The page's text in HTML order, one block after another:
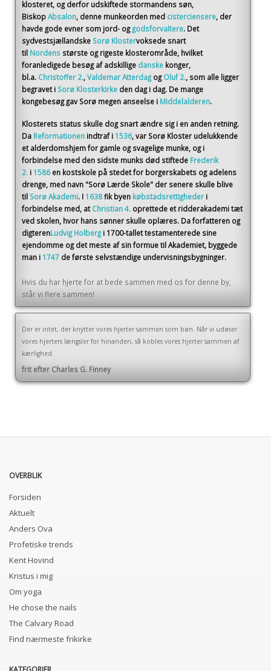
klosteret, og derfor udskiftede stormandens søn,
BiskopAbsalon, denne munkeorden med cisterciensere, der
havde gode evner som jord- og godsforvaltere. Det
sydvestsjællandske Sorø Klostervoksede snart
til Nordens største og rigeste klosterområde, hvilket
foranledigede besøg af adskillige danske konger,
bl.a. Christoffer 2.,Valdemar Atterdag og Oluf 2., som alle ligger
begravet i Sorø Klosterkirke den dag i dag. De mange
kongebesøg gav Sorø megen anseelse i Middelalderen.
Klosterets status skulle dog snart ændre sig i en anden retning.
Da Reformationen indtraf i 1536, var Sorø Kloster udelukkende
et alderdomshjem for gamle og svagelige munke, og i
forbindelse med den sidste munks død stiftede Frederik
2. i 1586 en kostskole på stedet for borgerskabets og adelens
drenge, med navn "Sorø Lærde Skole" der senere skulle blive
til Sorø Akademi. I 1638fik byen købstadsrettigheder i
forbindelse med, at Christian 4. oprettede et ridderakademi tæt
ved skolen, hvor hans sønner skulle oplæres. Da forfatteren og
digterenLudvig Holberg i 1700-tallet testamenterede sine
ejendomme og det meste af sin formue til Akademiet, byggede
man i 1747 de første selvstændige undervisningsbygninger.
Hvis du har hjerte for at bede sammen med os for denne by,
står vi flere sammen!
Der er intet, der knytter vores hjerter sammen som bøn. Når vi udøser
vores hjerters længsler for hinanden, så kobles vores hjerter sammen af
kærlighed.
frit efter Charles G. Finney
OVERBLIK
Forsiden
Aktuelt
Anders Ova
Profetiske trends
Kent Hovind
Kristus i mig
Om yoga
He chose the nails
The Calvary Road
Find nærmeste frikirke